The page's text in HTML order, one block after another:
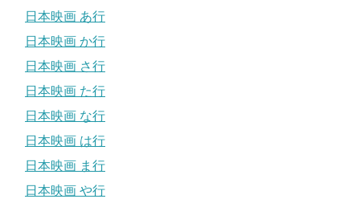
日本映画 あ行
日本映画 か行
日本映画 さ行
日本映画 た行
日本映画 な行
日本映画 は行
日本映画 ま行
日本映画 や行